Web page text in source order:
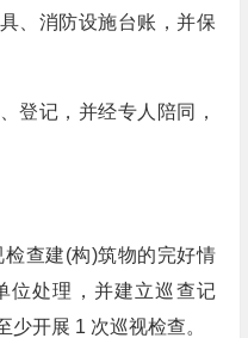
、消防设施台账，并保
记，并经专人陪同，
查建(构)筑物的完好情
位处理，并建立巡查记
开展 1 次巡视检查。